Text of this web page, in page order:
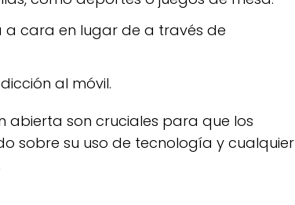
cara en lugar de a través de
al móvil.
abierta son cruciales para que los
sobre su uso de tecnología y cualquier